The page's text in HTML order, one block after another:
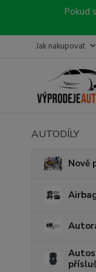
Pokud
Jak nakupovat
AUTODÍLY
Nově